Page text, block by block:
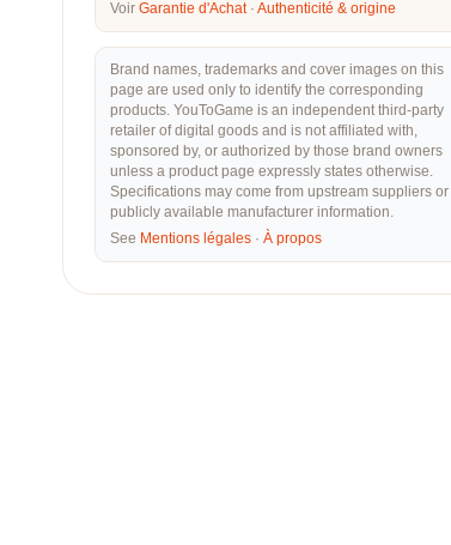
Voir Garantie d'Achat· Authenticité & origine
Brand names, trademarks and cover images on this
page are used only to identify the corresponding
products. YouToGame is an independent third-party
retailer of digital goods and is not affiliated with,
sponsored by, or authorized by those brand owners
unless a product page expressly states otherwise.
Specifications may come from upstream suppliers or
publicly available manufacturer information.
See Mentions légales · À propos